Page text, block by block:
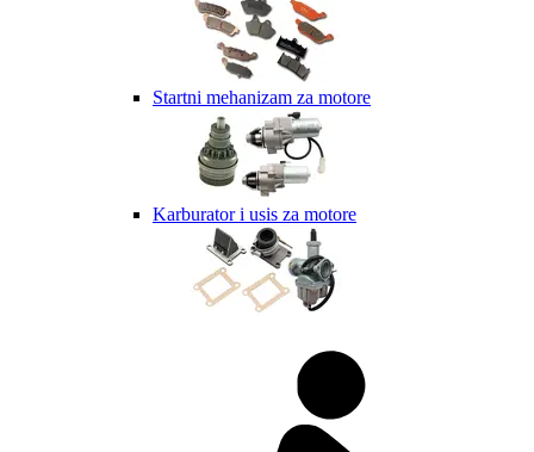
Startni mehanizam za motore
Karburator i usis za motore